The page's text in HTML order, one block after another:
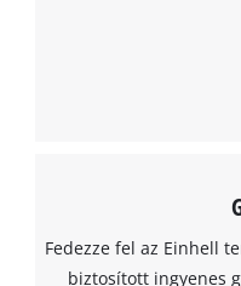
Fedezze fel az Einhell
biztosított ingyenes